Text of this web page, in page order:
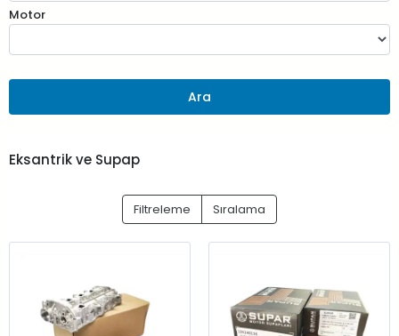
Motor
Ara
Eksantrik ve Supap
Filtreleme Sıralama